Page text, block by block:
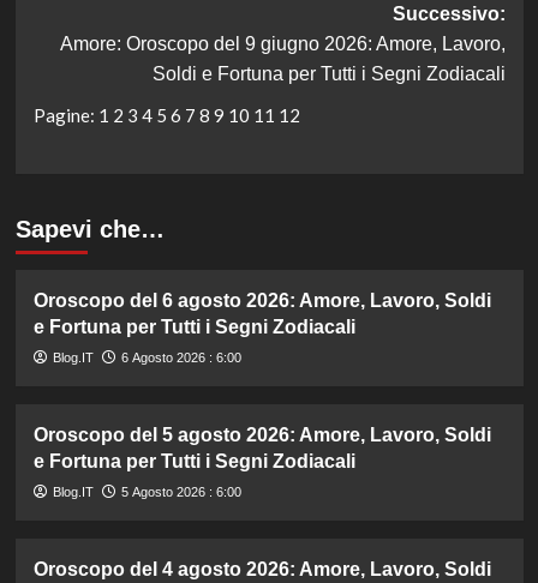
Successivo:
Amore: Oroscopo del 9 giugno 2026: Amore, Lavoro,
Soldi e Fortuna per Tutti i Segni Zodiacali
Pagine: 1 2 3 4 5 6 7 8 9 10 11 12
Sapevi che…
Oroscopo del 6 agosto 2026: Amore, Lavoro, Soldi
e Fortuna per Tutti i Segni Zodiacali
Blog.IT 6 Agosto 2026 : 6:00
Oroscopo del 5 agosto 2026: Amore, Lavoro, Soldi
e Fortuna per Tutti i Segni Zodiacali
Blog.IT 5 Agosto 2026 : 6:00
Oroscopo del 4 agosto 2026: Amore, Lavoro, Soldi